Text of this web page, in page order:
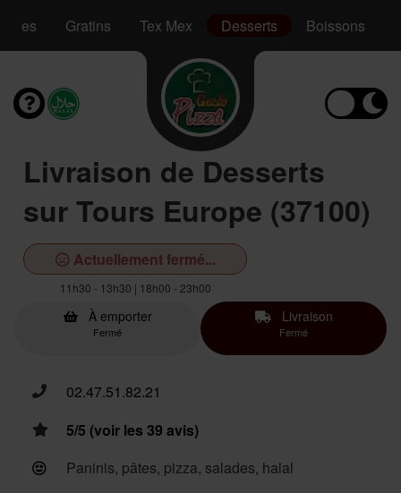
Pâtes Gratins Tex Mex Desserts Boissons
Livraison de Desserts
sur Tours Europe (37100)
Actuellement fermé...
11h30 - 13h30 | 18h00 - 23h00
À emporter
Fermé
Livraison
Fermé
02.47.51.82.21
5/5 (voir les 39 avis)
Paninis, pâtes, pizza, salades, halal